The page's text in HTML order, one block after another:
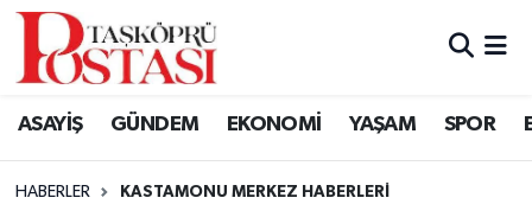
ASAYİŞ GÜNDEM EKONOMİ YAŞAM SPOR
HABERLER KASTAMONU MERKEZ HABERLERI
Kastamonu Vefat Edenler